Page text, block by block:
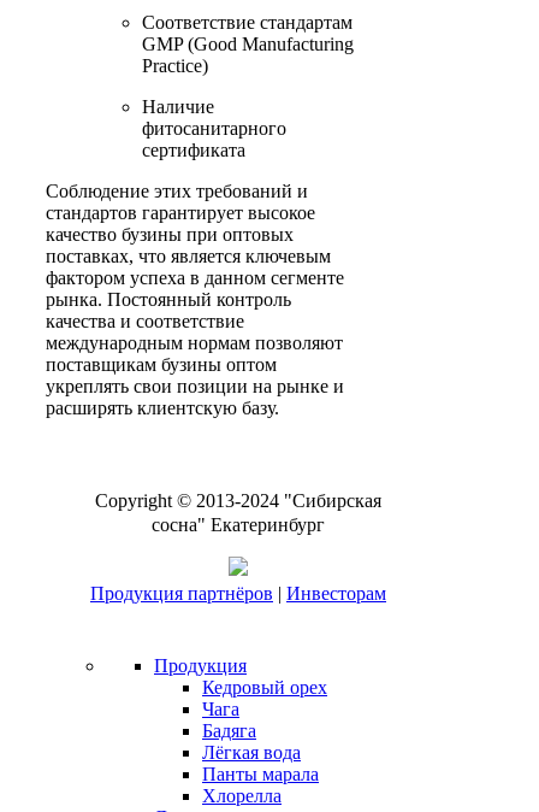
Соответствие стандартам
GMP (Good Manufacturing
Practice)
Наличие
фитосанитарного
сертификата
Соблюдение этих требований и
стандартов гарантирует высокое
качество бузины при оптовых
поставках, что является ключевым
фактором успеха в данном сегменте
рынка. Постоянный контроль
качества и соответствие
международным нормам позволяют
поставщикам бузины оптом
укреплять свои позиции на рынке и
расширять клиентскую базу.
Copyright © 2013-2024 "Сибирская
сосна" Екатеринбург
Продукция партнёров | Инвесторам
Продукция
Кедровый орех
Чага
Бадяга
Лёгкая вода
Панты марала
Хлорелла